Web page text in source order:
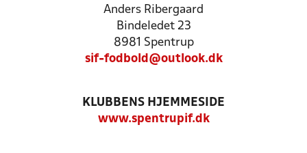
Anders Ribergaard
Bindeledet 23
8981 Spentrup
sif-fodbold@outlook.dk
KLUBBENS HJEMMESIDE
www.spentrupif.dk